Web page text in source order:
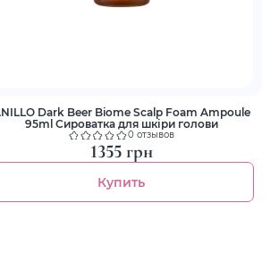
Dark Beer Biome Scalp Foam Ampoule
95ml Сироватка для шкіри голови
0 отзывов
1355 грн
Купить